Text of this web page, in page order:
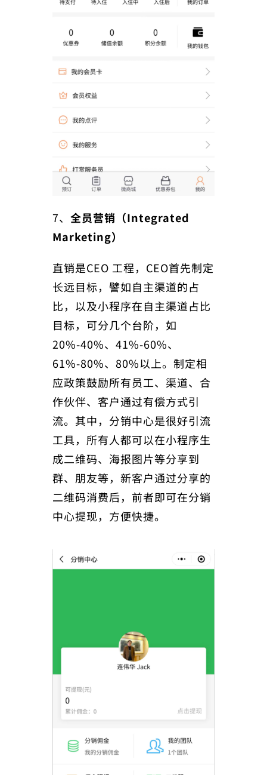
7、全员营销（Integrated
Marketing）
直销是CEO 工程，CEO首先制定
长远目标，譬如自主渠道的占
比，以及小程序在自主渠道占比
目标，可分几个台阶，如
20%-40%、41%-60%、
61%-80%、80%以上。制定相
应政策鼓励所有员工、渠道、合
作伙伴、客户通过有偿方式引
流。其中，分销中心是很好引流
工具，所有人都可以在小程序生
成二维码、海报图片等分享到
群、朋友等，新客户通过分享的
二维码消费后，前者即可在分销
中心提现，方便快捷。